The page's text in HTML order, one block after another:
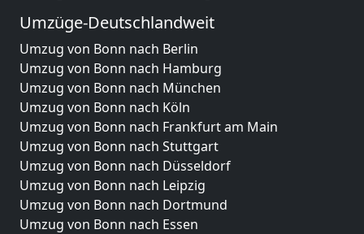
Umzüge-Deutschlandweit
Umzug von Bonn nach Berlin
Umzug von Bonn nach Hamburg
Umzug von Bonn nach München
Umzug von Bonn nach Köln
Umzug von Bonn nach Frankfurt am Main
Umzug von Bonn nach Stuttgart
Umzug von Bonn nach Düsseldorf
Umzug von Bonn nach Leipzig
Umzug von Bonn nach Dortmund
Umzug von Bonn nach Essen